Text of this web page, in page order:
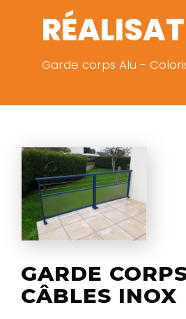
Garde corps Alu -
GARDE
CÂBLES INOX